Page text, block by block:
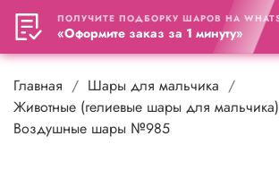
Главная
Шары для мальчика
Животные (гелиевые шары для мальчика)
Воздушные шары №985
«Оформите заказ за 1 минуту»